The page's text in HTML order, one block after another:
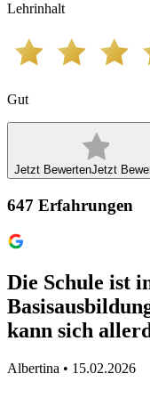
Lehrinhalt
Gut
Jetzt BewertenJetzt
647 Erfahrungen
Die Schule ist
kann sich
Albertina • 15.02.2026